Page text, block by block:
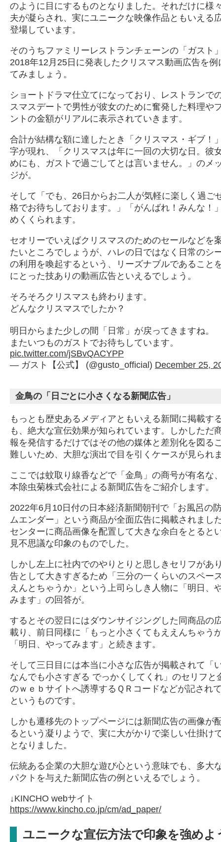
のように目にするものとなりました。それだけに様
夫が凝らされ、実にユニークな映像作品ともいえる
登場しています。
そのうちファミリーレストランチェーンの「ガスト
2018年12月25日に発表したクリスマス動画広告を例
てみましょう。
ショートドラマ仕立てになっており、レストランで
スマスデートで男性が彼女のために奮発した料理や
ントの金額がリアルに表示されていきます。
合計が結構な額に達したとき「クリスマス・ギブ！
字が現れ、「クリスマスは年に一回の大切な日。彼
めにも、ガストで過ごしてとは言いません。」のメ
ジが。
そして「でも、26日からお二人が気軽に楽しく過ご
格でお待ちしております。」「がんばれ！みんな！
めくくられます。
セオリーでいえばクリスマスのためのセールなどを
たいところでしょうが、ハレの日ではなく日常のシ
の利用を喚起するという、リーズナブルであること
にとった技ありの動画広告といえるでしょう。
そろそろクリスマスも終わります。
どんなクリスマスでしたか？
明日からまた少しの間「日常」が戻ってきますね。
またいつものガストでお待ちしています。
pic.twitter.com/jSBvQACYPP
— ガスト【公式】 (@gusto_official) December 25,
金鳥の「日ごとに小さくなる新聞広告」
もっとも歴史あるメディアともいえる新聞に掲載す
も、絶大な宣伝効果が知られています。しかしただ
報を発信するだけではその他の媒体と差別化を図る
難しいため、大胆な演出で目を引くケースが見られ
ここでは蚊取り線香などで「金鳥」の商号が有名な
本除虫菊株式会社による新聞広告をご紹介します。
2022年6月10日付の日本経済新聞朝刊で「お風呂の
ムエンダー」という商品が全面広告に掲載されまし
センターに商品画像を配置して大きな余白をとると
見不思議な印象のものでした。
しかし左上に社内でのやりとりと思しきセリフがあ
告として大きすぎるため「三分の一くらいのスペー
えんとちゃうか」という上司らしき人物に「明日、
みます」の回答が。
するとその翌日にはダウンサイジングした同商品の
載り、前日同様に「もっと小さくてもええんちゃう
「明日、やってみます」と続きます。
そして三日目には本当に小さな広告が掲載されて「
なんでも小さすぎる でっかくしてくれ」のセリフと
のｗｅｂサイトへ誘導するＱＲコードなどが記され
というものです。
しかも遷移先のトップページには新聞広告の画像が
るという凝りようで、実に大がかりで楽しい仕掛け
となりました。
伝統ある企業の大胆な遊び心という意味でも、多大
パクトを与えた新聞広告の例といえるでしょう。
↓KINCHO webサイト
https://www.kincho.co.jp/cm/ad_paper/
ユニークな宣伝方法で印象を強めよ